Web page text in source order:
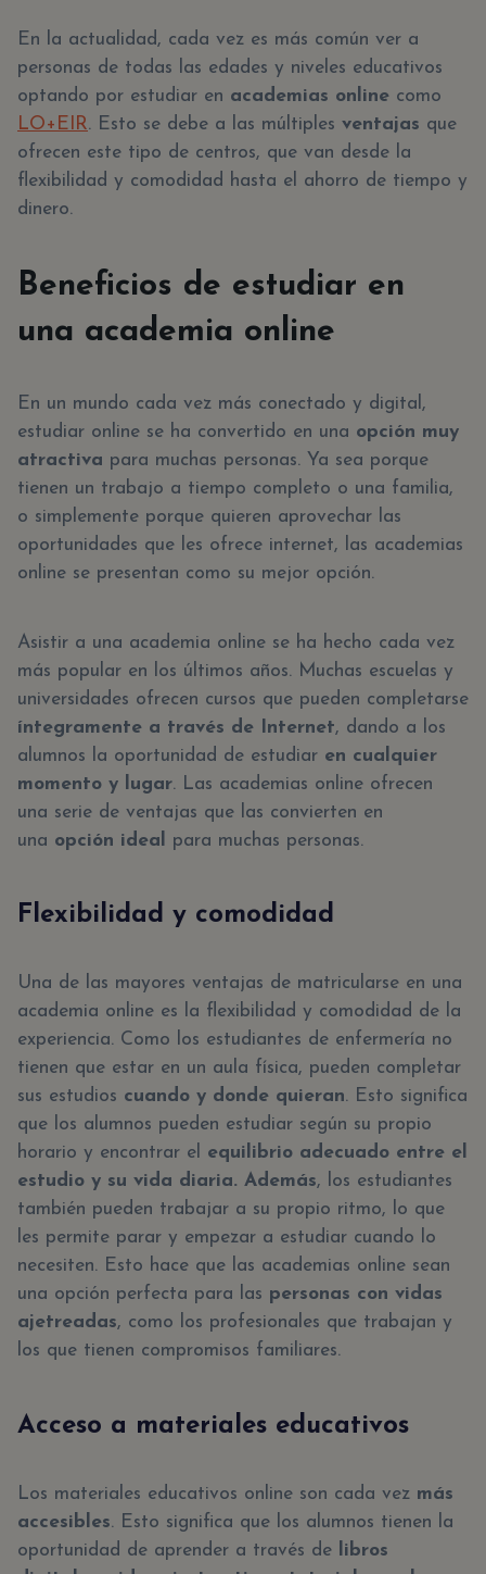
En la actualidad, cada vez es más común ver a
personas de todas las edades y niveles educativos
optando por estudiar en academias online como
LO+EIR. Esto se debe a las múltiples ventajas que
ofrecen este tipo de centros, que van desde la
flexibilidad y comodidad hasta el ahorro de tiempo y
dinero.
Beneficios de estudiar en
una academia online
En un mundo cada vez más conectado y digital,
estudiar online se ha convertido en una opción muy
atractiva para muchas personas. Ya sea porque
tienen un trabajo a tiempo completo o una familia,
o simplemente porque quieren aprovechar las
oportunidades que les ofrece internet, las academias
online se presentan como su mejor opción.
Asistir a una academia online se ha hecho cada vez
más popular en los últimos años. Muchas escuelas y
universidades ofrecen cursos que pueden completarse
íntegramente a través de Internet, dando a los
alumnos la oportunidad de estudiar en cualquier
momento y lugar. Las academias online ofrecen
una serie de ventajas que las convierten en
una opción ideal para muchas personas.
Flexibilidad y comodidad
Una de las mayores ventajas de matricularse en una
academia online es la flexibilidad y comodidad de la
experiencia. Como los estudiantes de enfermería no
tienen que estar en un aula física, pueden completar
sus estudios cuando y donde quieran. Esto significa
que los alumnos pueden estudiar según su propio
horario y encontrar el equilibrio adecuado entre el
estudio y su vida diaria. Además, los estudiantes
también pueden trabajar a su propio ritmo, lo que
les permite parar y empezar a estudiar cuando lo
necesiten. Esto hace que las academias online sean
una opción perfecta para las personas con vidas
ajetreadas, como los profesionales que trabajan y
los que tienen compromisos familiares.
Acceso a materiales educativos
Los materiales educativos online son cada vez más
accesibles. Esto significa que los alumnos tienen la
oportunidad de aprender a través de libros